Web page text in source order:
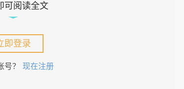
目）-2026Q1-MSY150均衡模型-销售额同比变动
酱油仍是占比最高的类目，占比超过20%；火锅
右，构成第二梯队；提鲜粉、酱腌菜、醋等类目
可阅读全文
即登录
号？ 现在注册